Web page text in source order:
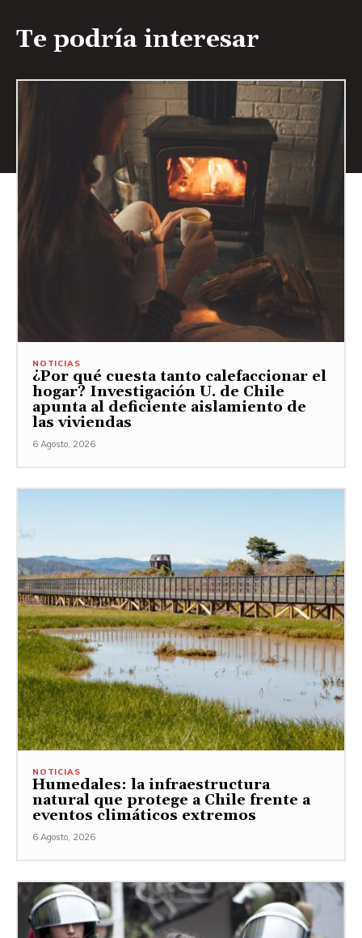
Te podría interesar
NOTICIAS
¿Por qué cuesta tanto calefaccionar el
hogar? Investigación U. de Chile
apunta al deficiente aislamiento de
las viviendas
6 Agosto, 2026
NOTICIAS
Humedales: la infraestructura
natural que protege a Chile frente a
eventos climáticos extremos
6 Agosto, 2026